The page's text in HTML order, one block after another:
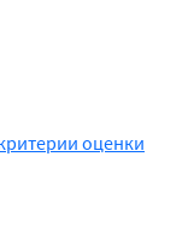
оценки